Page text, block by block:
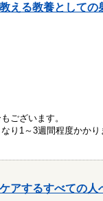
える教養としての
ございます。
り1～3週間程度かかり
アするすべての人